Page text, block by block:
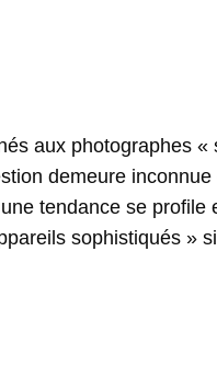
aux photographes
demeure
tendance se
sophistiqués »